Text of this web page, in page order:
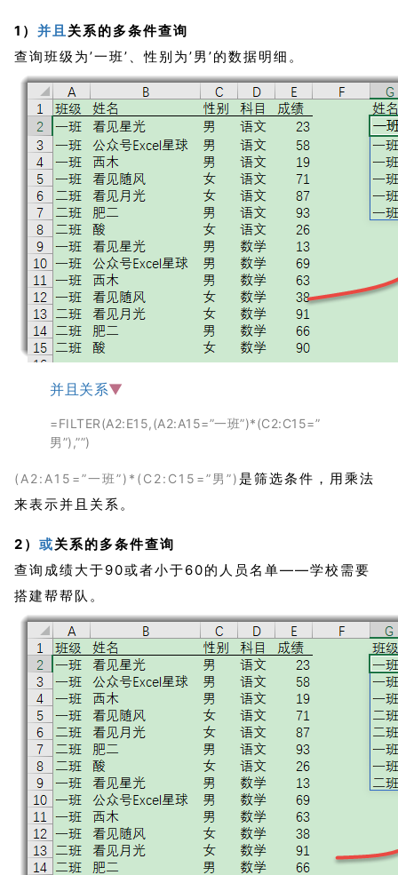
1） 并且关系的多条件查询
查询班级为’一班’、性别为’男’的数据明细。
并且关系▼
=FILTER(A2:E15,(A2:A15=”一班”)*(C2:C15=”
男”),””)
(A2:A15=”一班”)*(C2:C15=”男”)是筛选条件，用乘法
来表示并且关系。
2） 或关系的多条件查询
查询成绩大于90或者小于60的人员名单——学校需要
搭建帮帮队。